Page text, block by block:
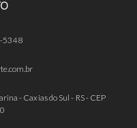
5348
- Caxias do Sul - RS - CEP